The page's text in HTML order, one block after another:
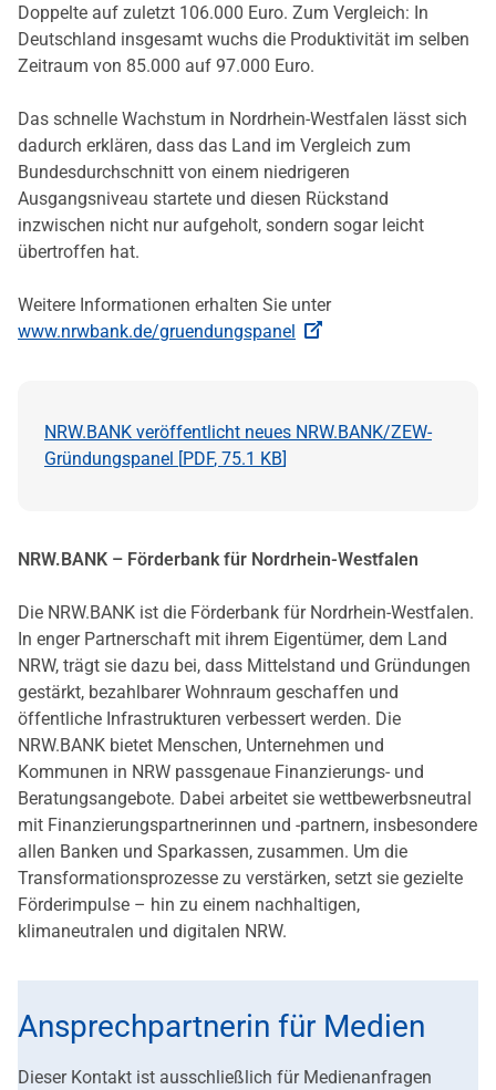
Doppelte auf zuletzt 106.000 Euro. Zum Vergleich: In
Deutschland insgesamt wuchs die Produktivität im selben
Zeitraum von 85.000 auf 97.000 Euro.
Das schnelle Wachstum in Nordrhein-Westfalen lässt sich
dadurch erklären, dass das Land im Vergleich zum
Bundesdurchschnitt von einem niedrigeren
Ausgangsniveau startete und diesen Rückstand
inzwischen nicht nur aufgeholt, sondern sogar leicht
übertroffen hat.
Weitere Informationen erhalten Sie unter
www.nrwbank.de/gruendungspanel
NRW.BANK veröffentlicht neues NRW.BANK/ZEW-
Gründungspanel [PDF, 75.1 KB]
NRW.BANK – Förderbank für Nordrhein-Westfalen
Die NRW.BANK ist die Förderbank für Nordrhein-Westfalen.
In enger Partnerschaft mit ihrem Eigentümer, dem Land
NRW, trägt sie dazu bei, dass Mittelstand und Gründungen
gestärkt, bezahlbarer Wohnraum geschaffen und
öffentliche Infrastrukturen verbessert werden. Die
NRW.BANK bietet Menschen, Unternehmen und
Kommunen in NRW passgenaue Finanzierungs- und
Beratungsangebote. Dabei arbeitet sie wettbewerbsneutral
mit Finanzierungspartnerinnen und -partnern, insbesondere
allen Banken und Sparkassen, zusammen. Um die
Transformationsprozesse zu verstärken, setzt sie gezielte
Förderimpulse – hin zu einem nachhaltigen,
klimaneutralen und digitalen NRW.
Ansprechpartnerin für Medien
Dieser Kontakt ist ausschließlich für Medienanfragen